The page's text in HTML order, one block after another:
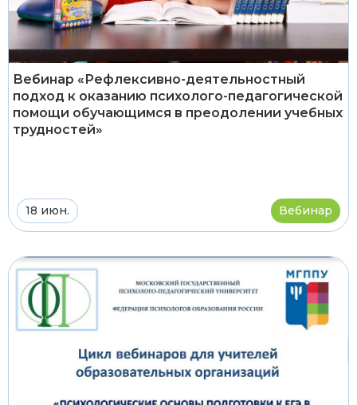
Вебинар «Рефлексивно-деятельностный
подход к оказанию психолого-педагогической
помощи обучающимся в преодолении учебных
трудностей»
18 июн. Вебинар